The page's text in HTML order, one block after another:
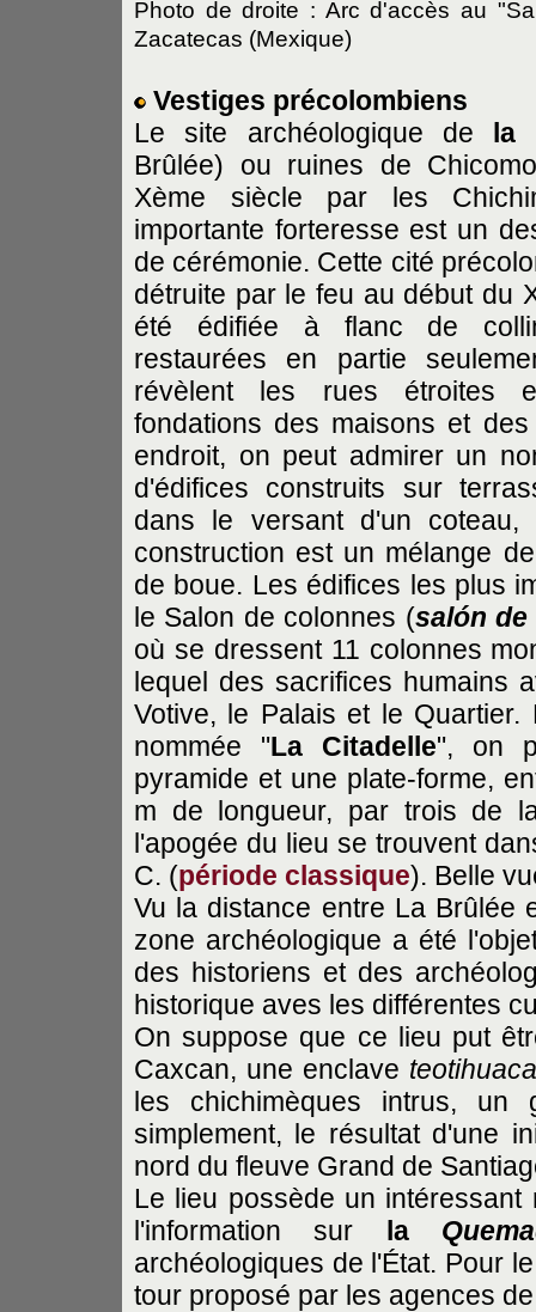
Photo de droite : Arc d'accès au
Zacatecas (Mexique)
Vestiges précolombiens
Le site archéologique de la
Brûlée) ou ruines de
Xème siècle par les
importante forteresse est un
de cérémonie. Cette cité
détruite par le feu au début du
été édifiée à flanc de
restaurées en partie
révèlent les rues étroites
fondations des maisons et
endroit, on peut admirer un
d'édifices construits sur
dans le versant d'un coteau,
construction est un mélange
de boue. Les édifices les plus
le Salon de colonnes (salón
où se dressent 11 colonnes
lequel des sacrifices humains
Votive, le Palais et le
nommée "La Citadelle", on
pyramide et une plate-forme,
m de longueur, par trois de
l'apogée du lieu se trouvent
C. (période classique). Belle
Vu la distance entre La Brûlée
zone archéologique a été
des historiens et des
historique aves les différentes
On suppose que ce lieu put
Caxcan, une enclave
les chichimèques intrus, un
simplement, le résultat d'une
nord du fleuve Grand de
Le lieu possède un intéressant
l'information sur la
archéologiques de l'État. Pour
tour proposé par les agences